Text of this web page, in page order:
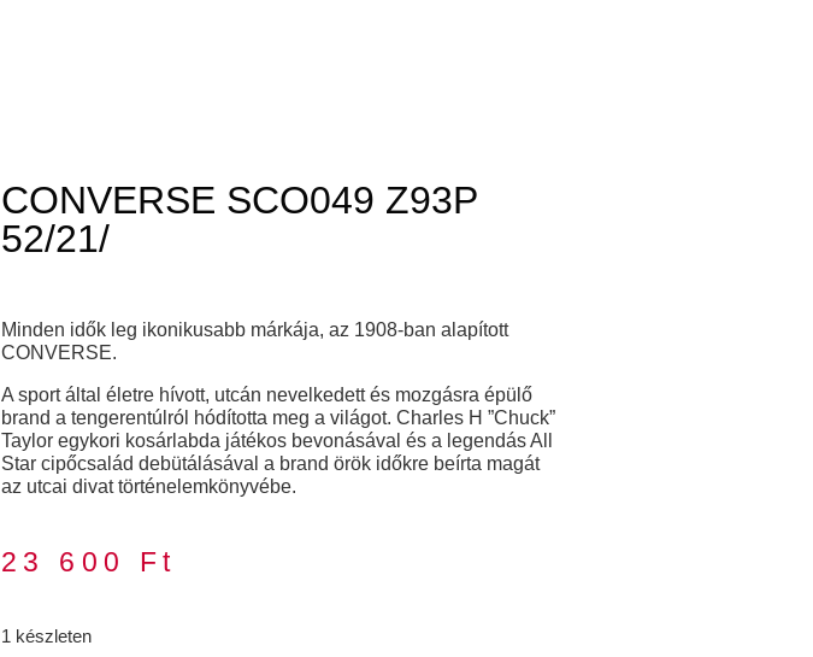
CONVERSE SCO049 Z93P
52/21/
Minden idők leg ikonikusabb márkája, az 1908-ban alapított
CONVERSE.
A sport által életre hívott, utcán nevelkedett és mozgásra épülő
brand a tengerentúlról hódította meg a világot. Charles H ”Chuck”
Taylor egykori kosárlabda játékos bevonásával és a legendás All
Star cipőcsalád debütálásával a brand örök időkre beírta magát
az utcai divat történelemkönyvébe.
23 600 Ft
1 készleten